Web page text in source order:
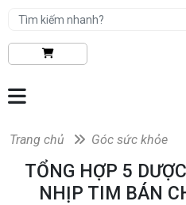
Trang chủ Góc sức khỏe
TỔNG HỢP 5
NHỊP TIM BÁN